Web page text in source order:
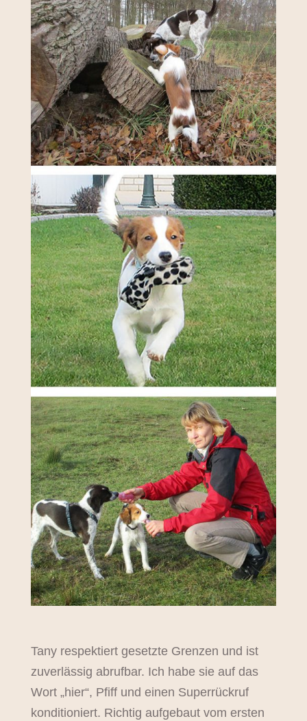
Tany respektiert gesetzte Grenzen und ist
zuverlässig abrufbar. Ich habe sie auf das
Wort „hier“, Pfiff und einen Superrückruf
konditioniert. Richtig aufgebaut vom ersten